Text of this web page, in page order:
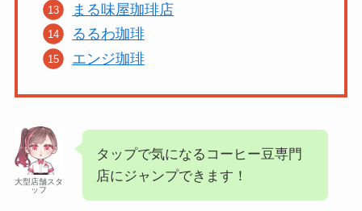
まる味屋珈琲店
るるわ珈琲
エンジ珈琲
大型店舗スタ
ッフ
タップで気になるコーヒー豆専門
店にジャンプできます！